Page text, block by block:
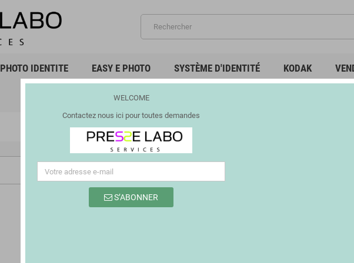
PHOTO IDENTITE EASY E PHOTO SYSTÈME D'IDENTITÉ KODAK
NOUVEAU
WELCOME
Contactez nous ici pour toutes demandes
S’ABONNER